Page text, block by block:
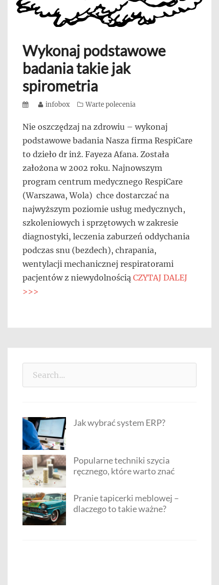
Wykonaj podstawowe
badania takie jak
spirometria
PostedAuthor
infobox Categories
Warte polecenia
Nie oszczędzaj na zdrowiu – wykonaj
podstawowe badania Nasza firma RespiCare
to dzieło dr inż. Fayeza Afana. Została
założona w 2002 roku. Najnowszym
program centrum medycznego RespiCare
(Warszawa, Wola) chce dostarczać na
najwyższym poziomie usług medycznych,
szkoleniowych i sprzętowych w zakresie
diagnostyki, leczenia zaburzeń oddychania
podczas snu (bezdech), chrapania,
wentylacji mechanicznej respiratorami
pacjentów z niewydolnością CZYTAJ DALEJ
>>>
Jak wybrać system ERP?
Popularne techniki szycia
ręcznego, które warto znać
Pranie tapicerki meblowej –
dlaczego to takie ważne?